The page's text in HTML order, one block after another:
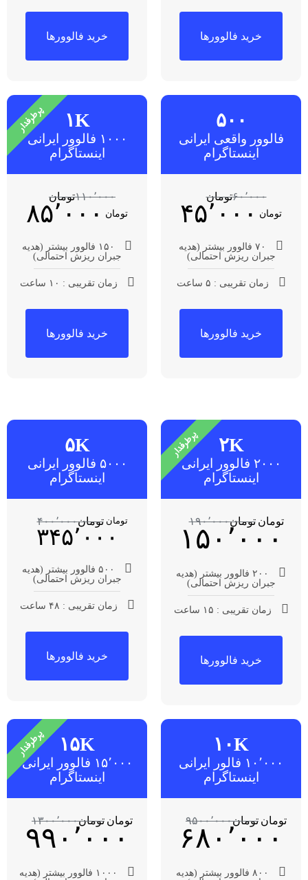
خرید فالوورها خرید فالوورها
۵۰۰
فالوور واقعی ایرانی
اینستاگرام
۶۰٬۰۰۰تومان
۴۵٬۰۰۰ تومان
۷۰ فالوور بیشتر (هدیه
جبران ریزش احتمالی)
زمان تقریبی : ۵ ساعت
خرید فالوورها
۱K
۱۰۰۰ فالوور ایرانی
اینستاگرام
۱۱۰٬۰۰۰تومان
۸۵٬۰۰۰ تومان
۱۵۰ فالوور بیشتر (هدیه
جبران ریزش احتمالی)
زمان تقریبی : ۱۰ ساعت
خرید فالوورها
پرطرفدار
۲K
۲۰۰۰ فالوور ایرانی
اینستاگرام
تومان۱۹۰٬۰۰۰ تومان
۱۵۰٬۰۰۰
۲۰۰ فالوور بیشتر (هدیه
جبران ریزش احتمالی)
زمان تقریبی : ۱۵ ساعت
خرید فالوورها
پرطرفدار ۵K
۵۰۰۰ فالوور ایرانی
اینستاگرام
تومان۴۰۰٬۰۰۰ تومان
۳۴۵٬۰۰۰
۵۰۰ فالوور بیشتر (هدیه
جبران ریزش احتمالی)
زمان تقریبی : ۴۸ ساعت
خرید فالوورها
۱۰K
۱۰٬۰۰۰ فالور ایرانی
اینستاگرام
تومان۹۵۰۰٬۰۰۰ تومان
۶۸۰٬۰۰۰
۸۰۰ فالوور بیشتر (هدیه
۱۵K
۱۵٬۰۰۰ فالوور ایرانی
اینستاگرام
تومان۱۳۰۰٬۰۰۰ تومان
۹۹۰٬۰۰۰
۱۰۰۰ فالوور بیشتر (هدیه
پرطرفدار